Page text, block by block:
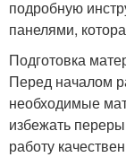
подробную
панелями,
Подготовка
Перед началом
необходимые
избежать
работу